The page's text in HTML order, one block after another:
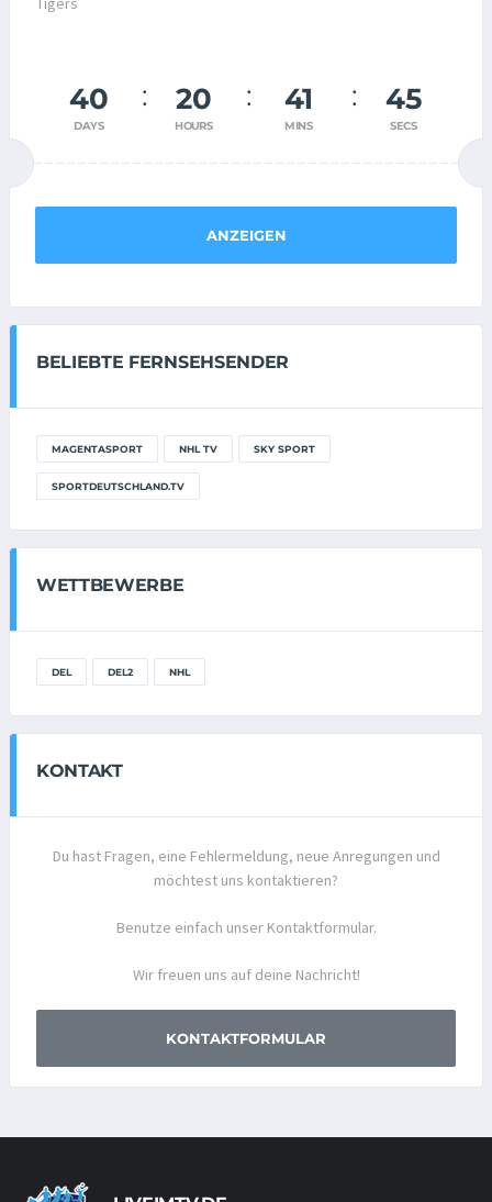
40
DAYS
20
HOURS
41
MINS
45
SECS
ANZEIGEN
BELIEBTE FERNSEHSENDER
MAGENTASPORT NHL TV SKY SPORT
SPORTDEUTSCHLAND.TV
WETTBEWERBE
DEL DEL2 NHL
KONTAKT
Du hast Fragen, eine Fehlermeldung, neue Anregungen und
möchtest uns kontaktieren?
Benutze einfach unser Kontaktformular.
Wir freuen uns auf deine Nachricht!
KONTAKTFORMULAR